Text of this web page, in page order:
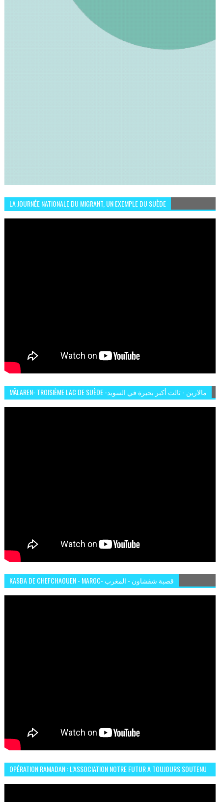
LA JOURNÉE NATIONALE DU MIGRANT, UN EXEMPLE DU SUÈDE
MÄLAREN- TROISIÈME LAC DE SUÈDE -مالارين - ثالث أكبر بحيرة في السويد
KASBA DE CHEFCHAOUEN - MAROC- قصبة شفشاون - المغرب
OPÉRATION RAMADAN : L’ASSOCIATION NOTRE FUTUR A TOUJOURS SOUTENU